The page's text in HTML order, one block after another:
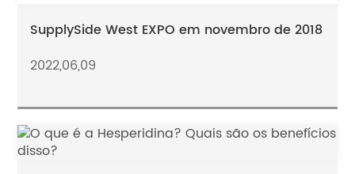
SupplySide West EXPO em novembro de 2018
2022,06,09